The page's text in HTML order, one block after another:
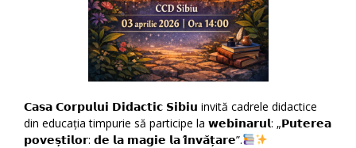
𝗖𝗮𝘀𝗮 𝗖𝗼𝗿𝗽𝘂𝗹𝘂𝗶 𝗗𝗶𝗱𝗮𝗰𝘁𝗶𝗰 𝗦𝗶𝗯𝗶𝘂 invită cadrele didactice
din educația timpurie să participe la 𝘄𝗲𝗯𝗶𝗻𝗮𝗿𝘂𝗹: „𝗣𝘂𝘁𝗲𝗿𝗲𝗮
𝗽𝗼𝘃𝗲𝘀̦𝘁𝗶𝗹𝗼𝗿: 𝗱𝗲 𝗹𝗮 𝗺𝗮𝗴𝗶𝗲 𝗹𝗮 𝗶̂𝗻𝘃𝗮̆𝘁̦𝗮𝗿𝗲”.